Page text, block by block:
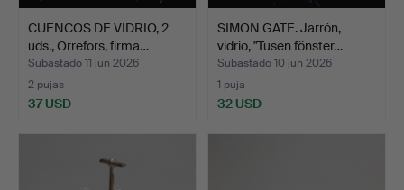
CUENCOS DE VIDRIO, 2
uds., Orrefors, firma…
Subastado 11 jun 2026
2 pujas
37 USD
SIMON GATE. Jarrón,
vidrio, "Tusen fönster…
Subastado 10 jun 2026
1 puja
32 USD